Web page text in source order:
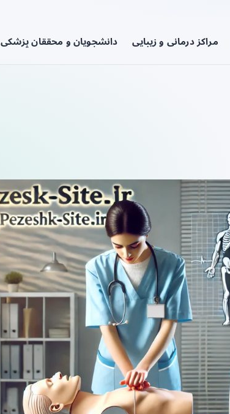
مراکز درمانی و زیبایی دانشجویان و محققان پزشکی